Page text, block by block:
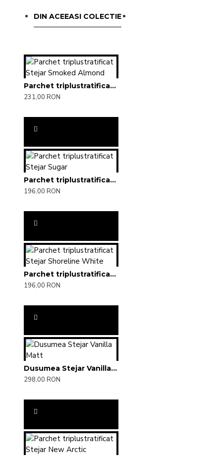
DIN ACEEASI COLECTIE
Parchet triplustratificat Stejar Smoked Almond
231,00 RON
Parchet triplustratificat Stejar Sugar
196,00 RON
Parchet triplustratificat Stejar Shoreline White
196,00 RON
Dusumea Stejar Vanilla Matt
298,00 RON